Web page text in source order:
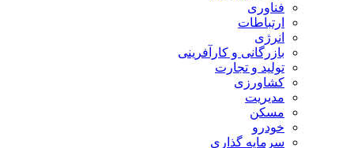
فناوری
ارتباطات
انرژی
بازرگانی و کارآفرینی
تولید و تجارت
کشاورزی
مدیریت
مسکن
خودرو
سرمایه گذاری